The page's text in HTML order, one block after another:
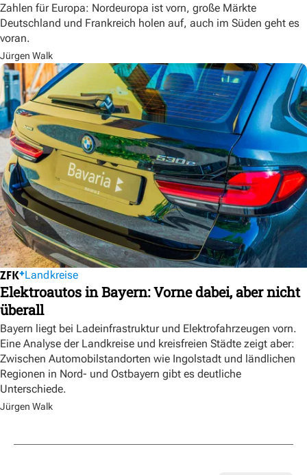
Zahlen für Europa: Nordeuropa ist vorn, große Märkte
Deutschland und Frankreich holen auf, auch im Süden geht es
voran.
Jürgen Walk
Landkreise
Elektroautos in Bayern: Vorne dabei, aber nicht
überall
Bayern liegt bei Ladeinfrastruktur und Elektrofahrzeugen vorn.
Eine Analyse der Landkreise und kreisfreien Städte zeigt aber:
Zwischen Automobilstandorten wie Ingolstadt und ländlichen
Regionen in Nord- und Ostbayern gibt es deutliche
Unterschiede.
Jürgen Walk